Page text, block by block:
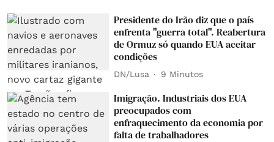
Presidente do Irão diz que o país
enfrenta "guerra total". Reabertura
de Ormuz só quando EUA aceitar
condições
DN/Lusa 9 Minutos
Imigração. Industriais dos EUA
preocupados com
enfraquecimento da economia por
falta de trabalhadores